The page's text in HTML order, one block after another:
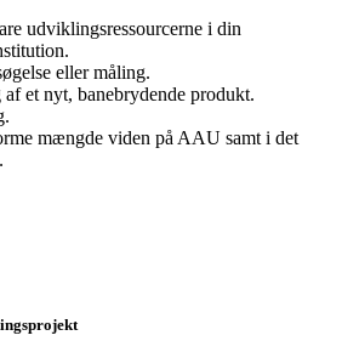
udviklingsressourcerne i din
eller måling.
et nyt, banebrydende produkt.
mængde viden på AAU samt i det